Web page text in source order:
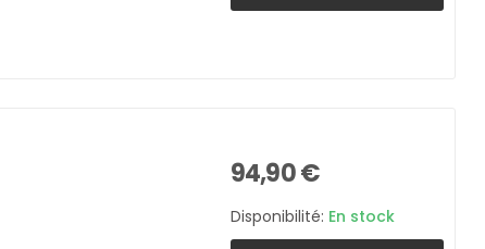
94,90 €
Disponibilité: En stock